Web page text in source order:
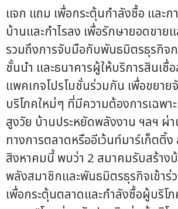
แจก แถม เพื่อกระตุ้นกำลังซื้อ และก
บ้านและกำไรลง เพื่อรักษายอดขายแ
รวมถึงการจับมือกับพันธมิตรธุรกิจ
ชั้นนำ และธนาคารผู้ให้บริการสินเชื่
แพคเกจโปรโมชั่นร่วมกัน เพื่อขยา
บริโภคใหม่ๆ ที่มีความต้องการเฉพา
สูงวัย บ้านประหยัดพลังงาน ฯลฯ ผ่
ทางการตลาดหรืออีเว้นท์มาร์เก็ตติ้ง
สิงหาคมนี้ พบว่า 2 สมาคมรับสร้าง
พลังสมาชิกและพันธมิตรธุรกิจเข้าร่
เพื่อกระตุ้นตลาดและกำลังซื้อผู้บริโ